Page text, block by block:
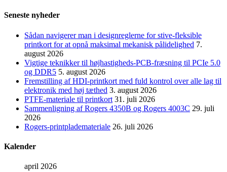
Seneste nyheder
Sådan navigerer man i designreglerne for stive-fleksible
printkort for at opnå maksimal mekanisk pålidelighed 7.
august 2026
Vigtige teknikker til højhastigheds-PCB-fræsning til PCIe 5.0
og DDR5 5. august 2026
Fremstilling af HDI-printkort med fuld kontrol over alle lag til
elektronik med høj tæthed 3. august 2026
PTFE-materiale til printkort 31. juli 2026
Sammenligning af Rogers 4350B og Rogers 4003C 29. juli
2026
Rogers-printplademateriale 26. juli 2026
Kalender
april 2026